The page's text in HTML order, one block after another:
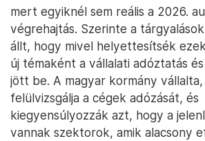
mert egyiknél sem reális a 2026.
végrehajtás. Szerinte a
állt, hogy mivel helyettesítsék
új témaként a vállalati adóztatás
jött be. A magyar kormány
felülvizsgálja a cégek adózását, és
kiegyensúlyozzák azt, hogy a
vannak szektorok, amik alacsony